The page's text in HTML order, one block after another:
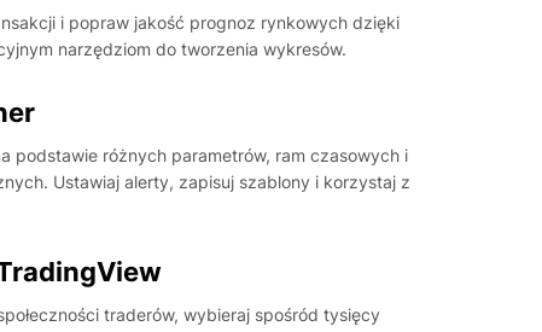
i popraw jakość prognoz rynkowych dzięki
narzędziom do tworzenia wykresów.
podstawie różnych parametrów, ram czasowych i
Ustawiaj alerty, zapisuj szablony i korzystaj z
traderów, wybieraj spośród tysięcy